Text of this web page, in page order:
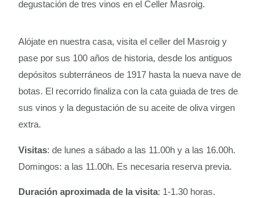
degustación de tres vinos en el Celler Masroig.
Alójate en nuestra casa, visita el celler del Masroig y
pase por sus 100 años de historia, desde los antiguos
depósitos subterráneos de 1917 hasta la nueva nave de
botas. El recorrido finaliza con la cata guiada de tres de
sus vinos y la degustación de su aceite de oliva virgen
extra.
Visitas: de lunes a sábado a las 11.00h y a las 16.00h.
Domingos: a las 11.00h. Es necesaria reserva previa.
Duración aproximada de la visita: 1-1.30 horas.